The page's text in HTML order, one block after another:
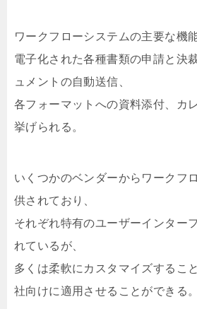
ワークフローシステムの主要な機
電子化された各種書類の申請と決
ュメントの自動送信、
各フォーマットへの資料添付、カ
挙げられる。
いくつかのベンダーからワークフ
供されており、
それぞれ特有のユーザーインター
れているが、
多くは柔軟にカスタマイズするこ
社向けに適用させることができる。